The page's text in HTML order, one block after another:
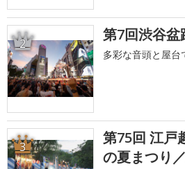
2 第7回渋谷
多彩な音頭と屋台
3
第75回 江戸
の夏まつり